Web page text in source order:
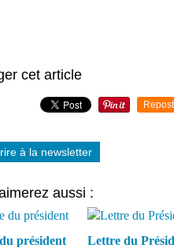
cet article
Repost
à la newsletter
aussi :
président
Lettre du